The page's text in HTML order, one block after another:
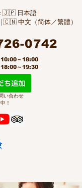
🇯🇵 日本語 |
中文（简体／繁體）
0742
～18:00
18:00～19:30
い合わせ
！